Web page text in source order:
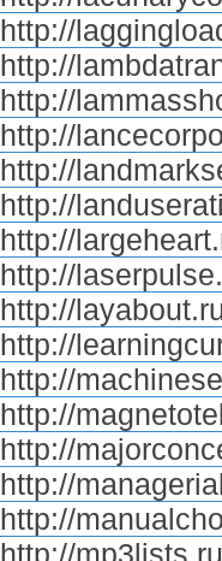
http://
http://
http://
http://
http://
http://
http://
http://
http://
http://
http://
http://
http://
http://
http://
http://mp3lists.ru